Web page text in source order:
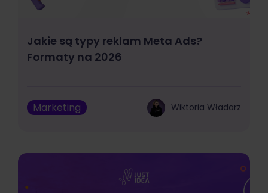
Jakie są typy reklam Meta Ads?
Formaty na 2026
Marketing Wiktoria Władarz